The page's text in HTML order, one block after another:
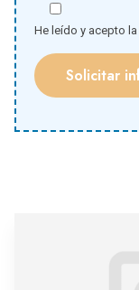
He leído y acepto la